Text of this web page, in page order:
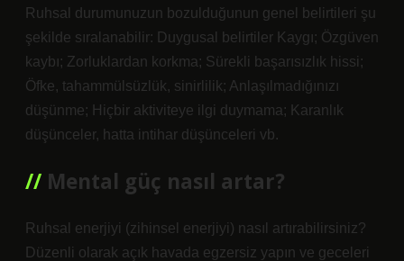
Ruhsal durumunuzun bozulduğunun genel belirtileri şu
şekilde sıralanabilir: Duygusal belirtiler Kaygı; Özgüven
kaybı; Zorluklardan korkma; Sürekli başarısızlık hissi;
Öfke, tahammülsüzlük, sinirlilik; Anlaşılmadığınızı
düşünme; Hiçbir aktiviteye ilgi duymama; Karanlık
düşünceler, hatta intihar düşünceleri vb.
Mental güç nasıl artar?
Ruhsal enerjiyi (zihinsel enerjiyi) nasıl artırabilirsiniz?
Düzenli olarak açık havada egzersiz yapın ve geceleri